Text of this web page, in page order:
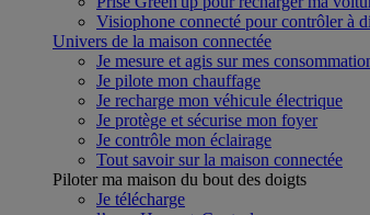
Visiophone connecté pour contrôler à
Univers de la maison connectée
Je mesure et agis sur mes
Je pilote mon chauffage
Je recharge mon véhicule électrique
Je protège et sécurise mon foyer
Je contrôle mon éclairage
Tout savoir sur la maison connectée
Piloter ma maison du bout des doigts
Je télécharge